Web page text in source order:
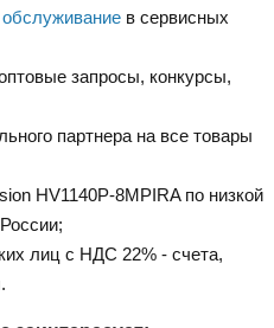
обслуживание в сервисных
запросы, конкурсы,
партнера на все товары
HV1140P-8MPIRA по низкой
лиц с НДС 22% - счета,